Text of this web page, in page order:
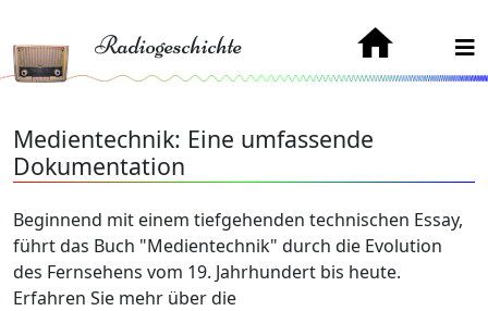
Radiogeschichte
Medientechnik: Eine umfassende
Dokumentation
Beginnend mit einem tiefgehenden technischen Essay,
führt das Buch "Medientechnik" durch die Evolution
des Fernsehens vom 19. Jahrhundert bis heute.
Erfahren Sie mehr über die